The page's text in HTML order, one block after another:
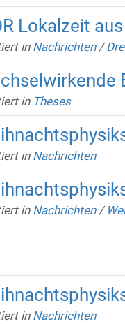
Lokalzeit
in Nachrichten /
in Theses
in Nachrichten
in Nachrichten /
in Nachrichten